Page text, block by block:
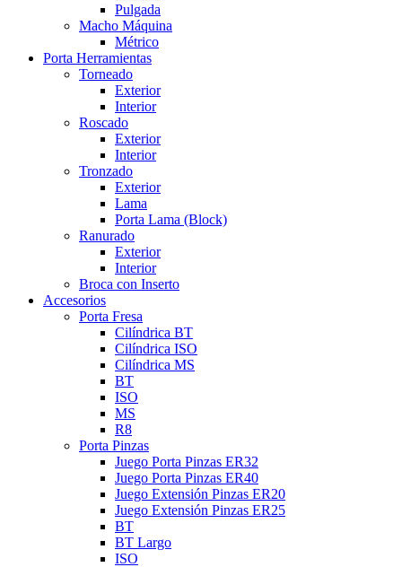
Pulgada
Macho Máquina
Métrico
Porta Herramientas
Torneado
Exterior
Interior
Roscado
Exterior
Interior
Tronzado
Exterior
Lama
Porta Lama (Block)
Ranurado
Exterior
Interior
Broca con Inserto
Accesorios
Porta Fresa
Cilíndrica BT
Cilíndrica ISO
Cilíndrica MS
BT
ISO
MS
R8
Porta Pinzas
Juego Porta Pinzas ER32
Juego Porta Pinzas ER40
Juego Extensión Pinzas ER20
Juego Extensión Pinzas ER25
BT
BT Largo
ISO